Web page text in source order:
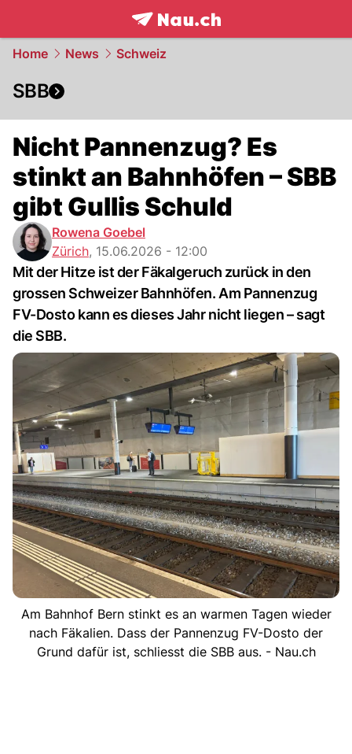
frontpage.NAU.ch
Home News Schweiz
SBB
Nicht Pannenzug? Es
stinkt an Bahnhöfen – SBB
gibt Gullis Schuld
Rowena Goebel
Zürich, 15.06.2026 - 12:00
Mit der Hitze ist der Fäkalgeruch zurück in den
grossen Schweizer Bahnhöfen. Am Pannenzug
FV-Dosto kann es dieses Jahr nicht liegen – sagt
die SBB.
Am Bahnhof Bern stinkt es an warmen Tagen wieder
nach Fäkalien. Dass der Pannenzug FV-Dosto der
Grund dafür ist, schliesst die SBB aus. - Nau.ch